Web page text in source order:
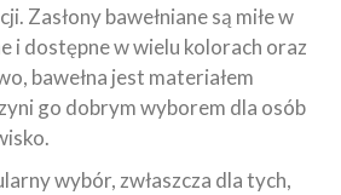
Zasłony bawełniane są miłe w
i dostępne w wielu kolorach oraz
bawełna jest materiałem
go dobrym wyborem dla osób
wybór, zwłaszcza dla tych,